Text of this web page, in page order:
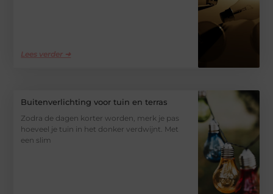
Lees verder ➜
Buitenverlichting voor tuin en terras
Zodra de dagen korter worden, merk je pas
hoeveel je tuin in het donker verdwijnt. Met
een slim